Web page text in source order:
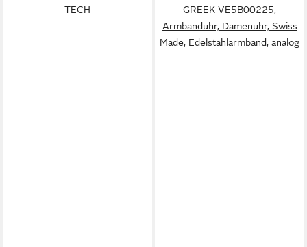
TECH
GREEK VE5B00225,
Armbanduhr, Damenuhr, Swiss
Made, Edelstahlarmband, analog